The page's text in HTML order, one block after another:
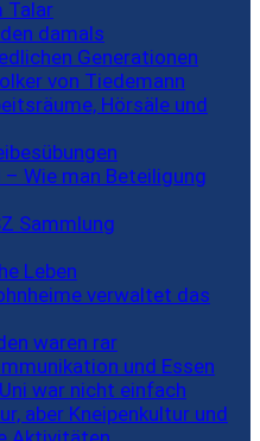
Talar
damals
Generationen
von Tiedemann
Hörsäle und
Wie man Beteiligung
Sammlung
Leben
verwaltet das
waren rar
und Essen
war nicht einfach
aber Kneipenkultur und